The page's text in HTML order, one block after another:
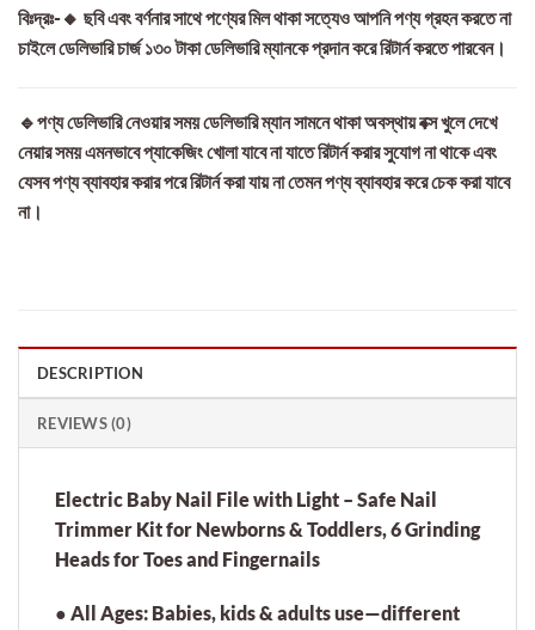
বিঃদ্রঃ-🔸 ছবি এবং বর্ণনার সাথে পণ্যের মিল থাকা সত্যেও আপনি পণ্য গ্রহন করতে না
চাইলে ডেলিভারি চার্জ ১৩০ টাকা ডেলিভারি ম্যানকে প্রদান করে রিটার্ন করতে পারবেন।
🔹পণ্য ডেলিভারি নেওয়ার সময় ডেলিভারি ম্যান সামনে থাকা অবস্থায় বক্স খুলে দেখে
নেয়ার সময় এমনভাবে প্যাকেজিং খোলা যাবে না যাতে রিটার্ন করার সুযোগ না থাকে এবং
যেসব পণ্য ব্যাবহার করার পরে রিটার্ন করা যায় না তেমন পণ্য ব্যাবহার করে চেক করা যাবে
না।
DESCRIPTION
REVIEWS (0)
Electric Baby Nail File with Light – Safe Nail
Trimmer Kit for Newborns & Toddlers, 6 Grinding
Heads for Toes and Fingernails
● All Ages: Babies, kids & adults use—different